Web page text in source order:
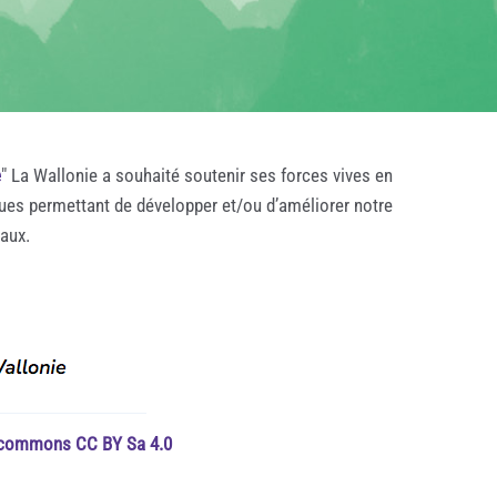
" La Wallonie a souhaité soutenir ses forces vives en
permettant de développer et/ou d’améliorer notre
CC BY Sa 4.0